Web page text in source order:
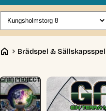
Brädspel & Sällskapsspel